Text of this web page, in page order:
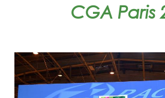
CGA Paris